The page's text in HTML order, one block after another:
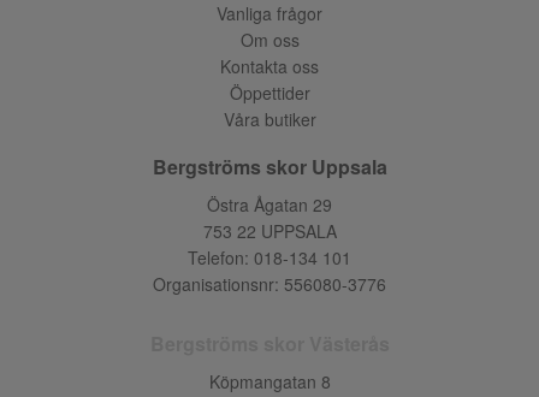
Vanliga frågor
Om oss
Kontakta oss
Öppettider
Våra butiker
Bergströms skor Uppsala
Östra Ågatan 29
753 22 UPPSALA
Telefon: 018-134 101
Organisationsnr: 556080-3776
Köpmangatan 8